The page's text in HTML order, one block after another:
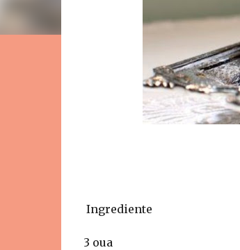
Ingrediente
3 oua